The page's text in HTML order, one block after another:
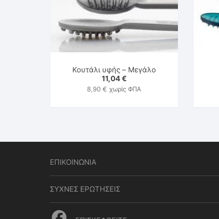
Κουτάλι υφής – Μεγάλο
11,04€
8,90 € χωρίς ΦΠΑ
ΕΠΙΚΟΙΝΩΝΙΑ
ΣΥΧΝΕΣ ΕΡΩΤΗΣΕΙΣ